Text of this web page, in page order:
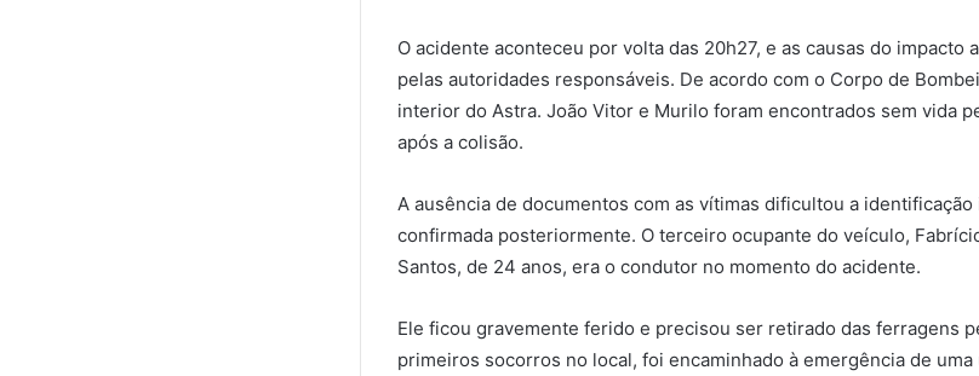
O acidente aconteceu por volta das 20h27, e as causas do impacto
pelas autoridades responsáveis. De acordo com o Corpo de
interior do Astra. João Vitor e Murilo foram encontrados sem vida
após a colisão.
A ausência de documentos com as vítimas dificultou a
confirmada posteriormente. O terceiro ocupante do veículo,
Santos, de 24 anos, era o condutor no momento do acidente.
Ele ficou gravemente ferido e precisou ser retirado das ferragens
primeiros socorros no local, foi encaminhado à emergência de